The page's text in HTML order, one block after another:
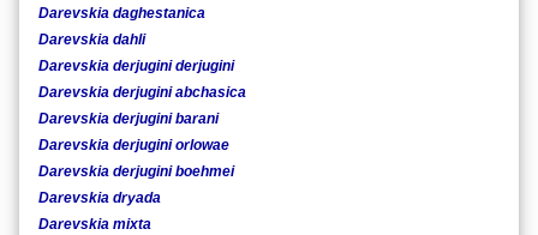
Darevskia daghestanica
Darevskia dahli
Darevskia derjugini derjugini
Darevskia derjugini abchasica
Darevskia derjugini barani
Darevskia derjugini orlowae
Darevskia derjugini boehmei
Darevskia dryada
Darevskia mixta